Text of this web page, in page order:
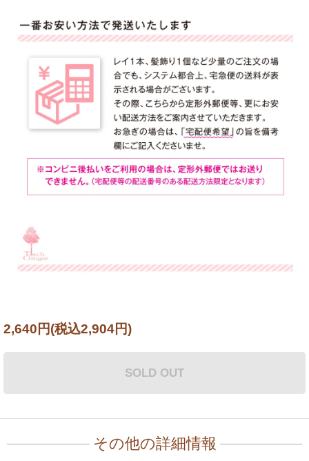
2,640円(税込2,904円)
SOLD OUT
その他の詳細情報